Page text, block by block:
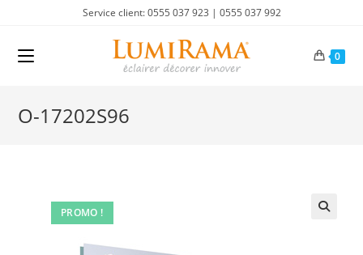
content
Service client: 0555 037 923 | 0555 037 992
0
O-17202S96
PROMO !